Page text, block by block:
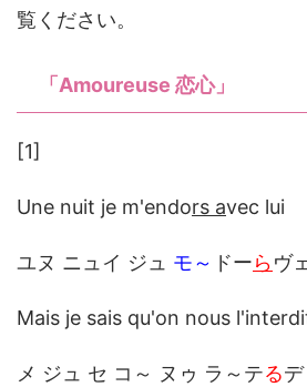
覧ください。
「Amoureuse 恋心」
[1]
Une nuit je m'endors avec lui
ユヌ ニュイ ジュ モ～ ドーらヴ
Mais je sais qu'on nous
メ ジュ セ コ～ ヌゥ ラ～テるデ